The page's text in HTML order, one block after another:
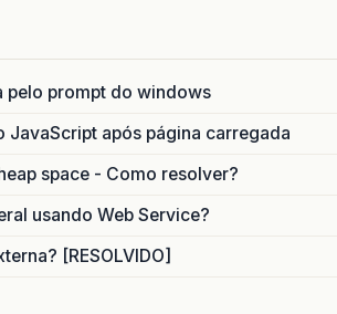
pelo prompt do windows
JavaScript após página carregada
space - Como resolver?
usando Web Service?
[RESOLVIDO]